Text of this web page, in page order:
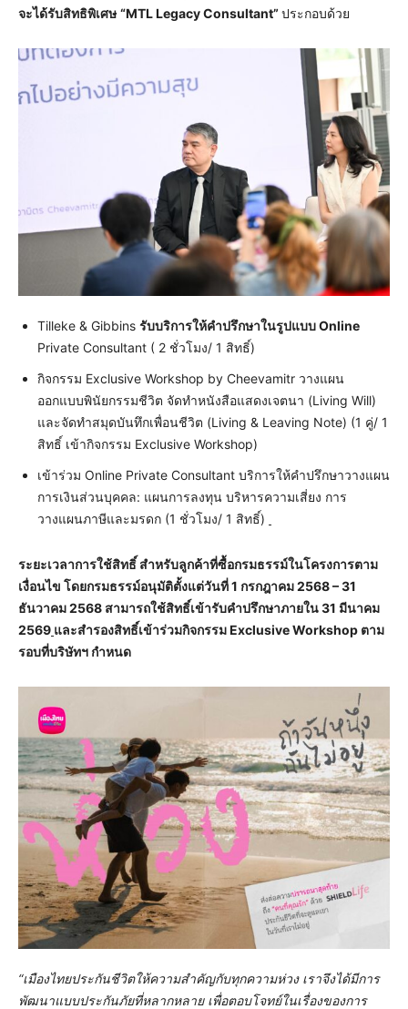
จะได้รับสิทธิพิเศษ “MTL Legacy Consultant”ประกอบด้วย
Tilleke & Gibbins รับบริการให้คำปรึกษาในรูปแบบ Online
Private Consultant ( 2 ชั่วโมง/ 1 สิทธิ์)
กิจกรรม Exclusive Workshop by Cheevamitr วางแผน
ออกแบบพินัยกรรมชีวิต จัดทำหนังสือแสดงเจตนา (Living Will)
และจัดทำสมุดบันทึกเพื่อนชีวิต (Living & Leaving Note) (1 คู่/ 1
สิทธิ์ เข้ากิจกรรม Exclusive Workshop)
เข้าร่วม Online Private Consultant บริการให้คำปรึกษาวางแผน
การเงินส่วนบุคคล: แผนการลงทุน บริหารความเสี่ยง การ
วางแผนภาษีและมรดก (1 ชั่วโมง/ 1 สิทธิ์)
ระยะเวลาการใช้สิทธิ์ สำหรับลูกค้าที่ซื้อกรมธรรม์ในโครงการตาม
เงื่อนไข โดยกรมธรรม์อนุมัติตั้งแต่วันที่1 กรกฎาคม 2568 – 31
ธันวาคม 2568 สามารถใช้สิทธิ์เข้ารับคำปรึกษาภายใน 31 มีนาคม
2569 และสำรองสิทธิ์เข้าร่วมกิจกรรม Exclusive Workshop ตาม
รอบที่บริษัทฯ กำหนด
“เมืองไทยประกันชีวิตให้ความสำคัญกับทุกความห่วง เราจึงได้มีการ
พัฒนาแบบประกันภัยที่หลากหลาย เพื่อตอบโจทย์ในเรื่องของการ